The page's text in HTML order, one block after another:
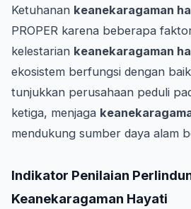
Ketuhanan keanekaragaman
PROPER karena beberapa
kelestarian keanekaragaman
ekosistem berfungsi dengan
tunjukkan perusahaan peduli
ketiga, menjaga
mendukung sumber daya alam
Indikator Penilaian
Keanekaragaman Hayati